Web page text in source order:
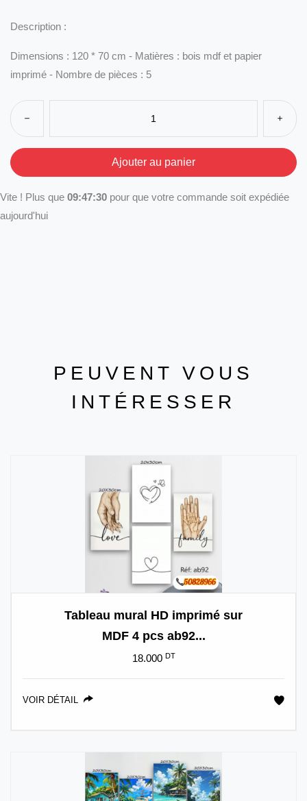
Description :
Dimensions : 120 * 70 cm - Matières : bois mdf et papier
imprimé - Nombre de pièces : 5
Vite ! Plus que 09:47:30 pour que votre commande soit expédiée
aujourd'hui
PEUVENT VOUS
INTÉRESSER
Tableau mural HD imprimé sur
MDF 4 pcs ab92...
18.000 DT
VOIR DÉTAIL